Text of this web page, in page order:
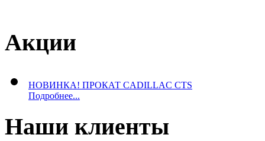
Акции
НОВИНКА! ПРОКАТ CADILLAC CTS
Подробнее...
Наши клиенты